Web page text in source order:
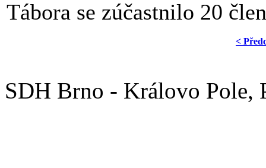
Tábora se zúčastnilo 20
<
SDH Brno - Královo Pole,